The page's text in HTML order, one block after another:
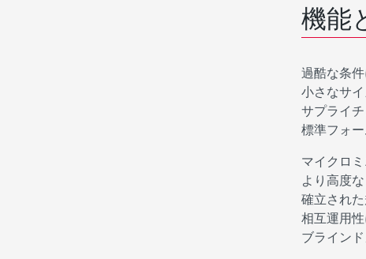
機能
過酷な条
小さなサ
サプライ
標準フォ
マイクロ
より高度
確立され
相互運用
ブライン